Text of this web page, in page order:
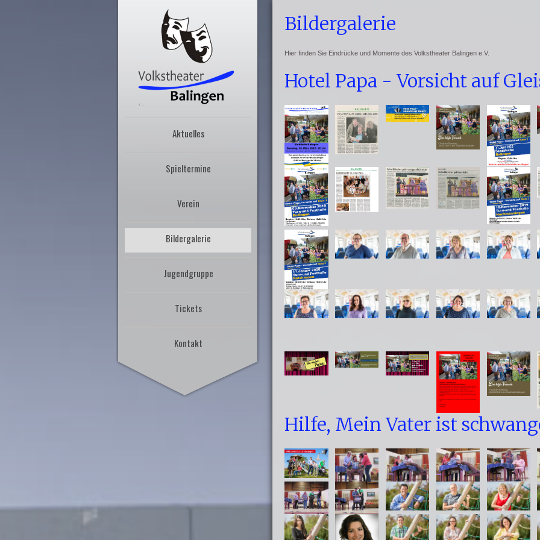
Aktuelles
Spieltermine
Verein
Bildergalerie
Jugendgruppe
Tickets
Kontakt
Bildergalerie
Hier finden Sie Eindrücke und Momente des Volkstheater Balingen e.V.
Hotel Papa - Vorsicht auf
Hilfe, Mein Vater ist